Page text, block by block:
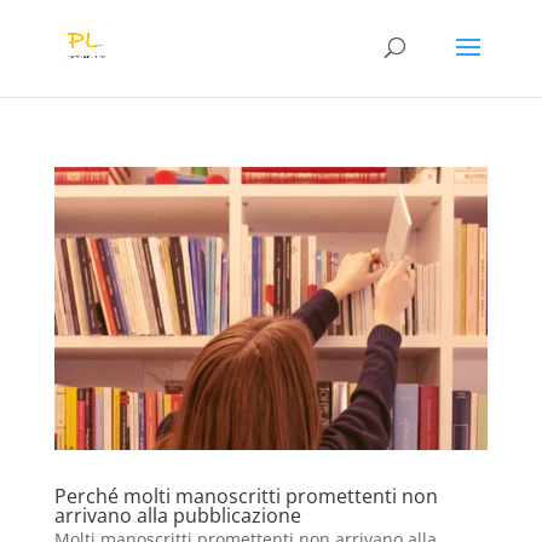
Perché molti manoscritti promettenti non
arrivano alla pubblicazione